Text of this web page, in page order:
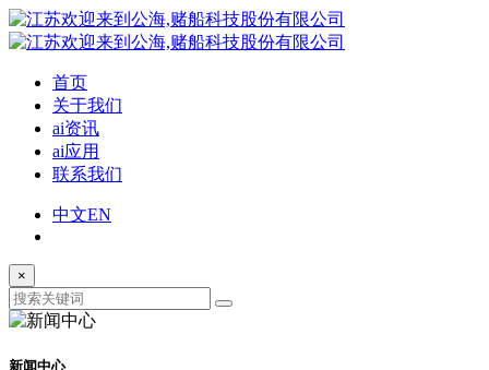
首页
关于我们
ai资讯
ai应用
联系我们
中文EN
×
新闻中心